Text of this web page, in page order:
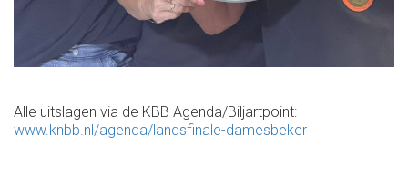
Alle uitslagen via de KBB Agenda/Biljartpoint:
www.knbb.nl/agenda/landsfinale-damesbeker